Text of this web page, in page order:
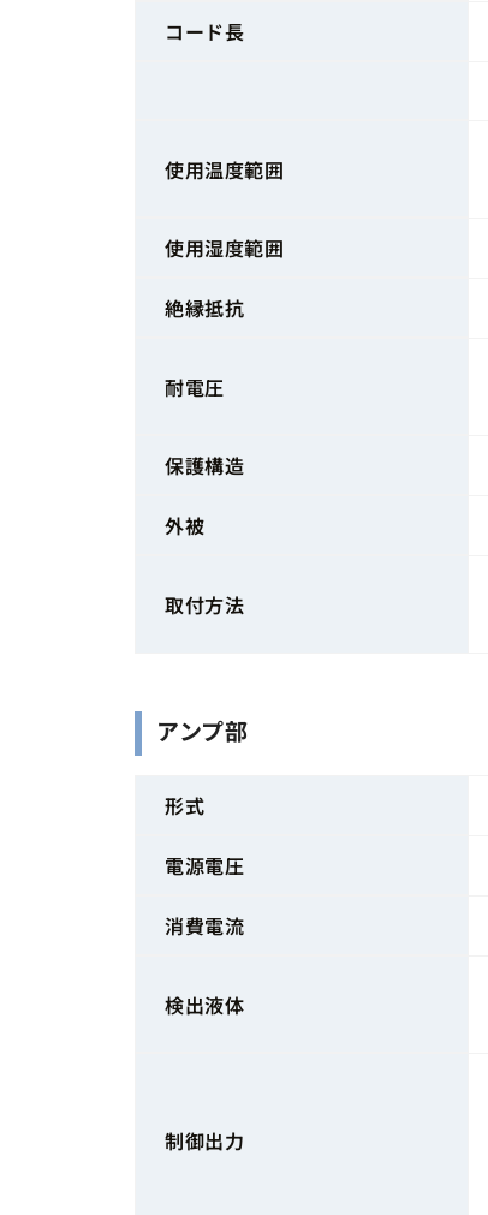
コード長
使用温度範囲
使用湿度範囲
絶縁抵抗
耐電圧
保護構造
外被
取付方法
アンプ部
形式
電源電圧
消費電流
検出液体
制御出力